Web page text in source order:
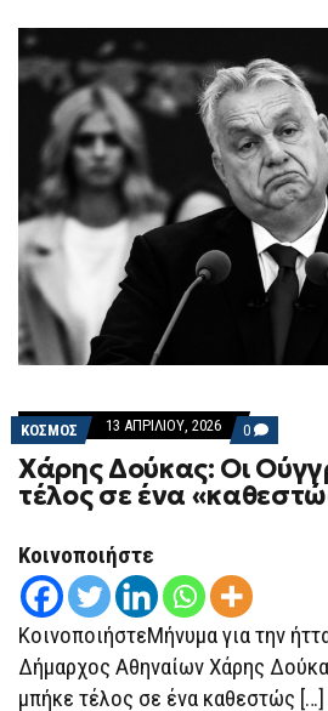
ΚΟΣΜΟΣ 13 ΑΠΡΙΛΊΟΥ, 2026 0 COMMENTS
ON
ΧΆΡΗΣ
ΔΟΎΚΑΣ:
ΟΙ
16
ΕΤΏΝ
Χάρης Δούκας: Οι
τέλος σε ένα
Κοινοποιήστε
ΚοινοποιήστεΜήνυμα για την
Δήμαρχος Αθηναίων Χάρης
μπήκε τέλος σε ένα καθεστώς […]